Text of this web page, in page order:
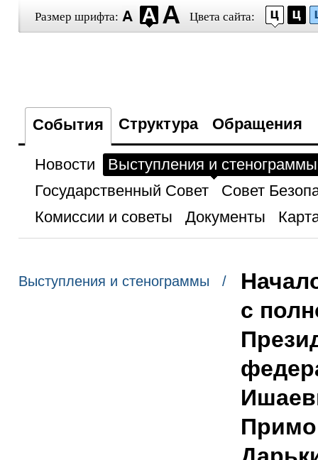
Размер шрифта: Цвета сайта:
События Структура Обращения
Новости
Выступления и стенограммы
Государственный Совет
Совет
Комиссии и советы
Документы
Выступления и стенограммы /
с